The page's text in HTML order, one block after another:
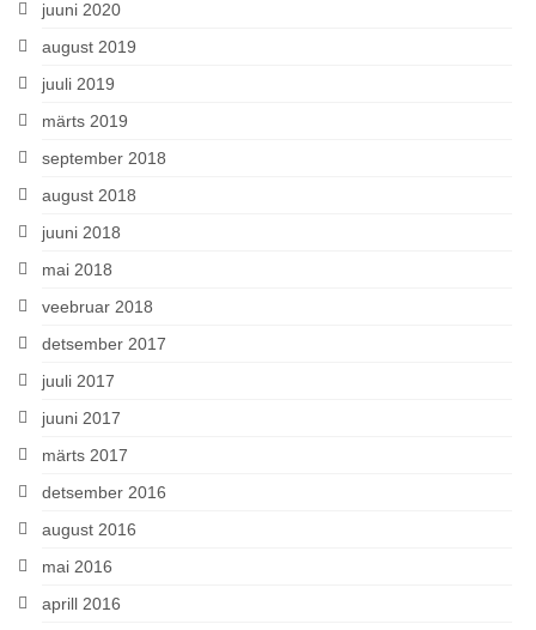
juuni 2020
august 2019
juuli 2019
märts 2019
september 2018
august 2018
juuni 2018
mai 2018
veebruar 2018
detsember 2017
juuli 2017
juuni 2017
märts 2017
detsember 2016
august 2016
mai 2016
aprill 2016